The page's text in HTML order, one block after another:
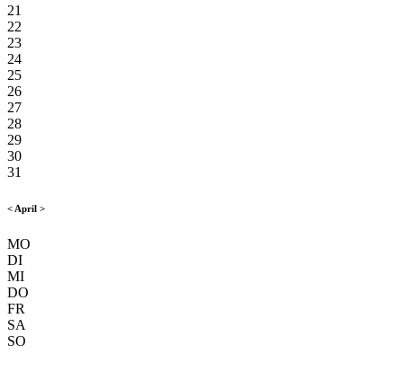
21
22
23
24
25
26
27
28
29
30
31
< April >
MO
DI
MI
DO
FR
SA
SO